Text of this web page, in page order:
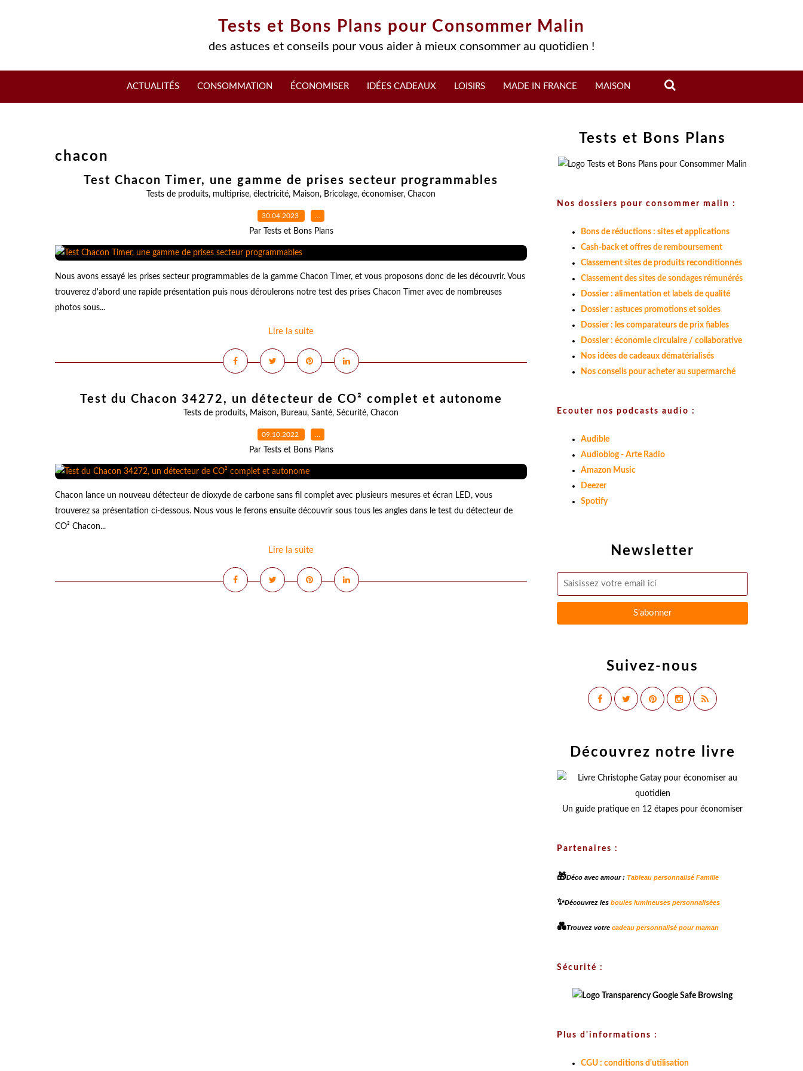
Tests et Bons Plans pour Consommer Malin
des astuces et conseils pour vous aider à mieux consommer au quotidien !
ACTUALITÉS CONSOMMATION ÉCONOMISER IDÉES CADEAUX LOISIRS MADE IN FRANCE MAISON
chacon
Test Chacon Timer, une gamme de prises secteur programmables
Tests de produits, multiprise, électricité, Maison, Bricolage, économiser, Chacon
30.04.2023 …
Par Tests et Bons Plans
Nous avons essayé les prises secteur programmables de la gamme Chacon Timer, et vous proposons donc de les découvrir. Vous
trouverez d'abord une rapide présentation puis nous déroulerons notre test des prises Chacon Timer avec de nombreuses
photos sous...
Lire la suite
Test du Chacon 34272, un détecteur de CO² complet et autonome
Tests de produits, Maison, Bureau, Santé, Sécurité, Chacon
09.10.2022 …
Par Tests et Bons Plans
Chacon lance un nouveau détecteur de dioxyde de carbone sans fil complet avec plusieurs mesures et écran LED, vous
trouverez sa présentation ci-dessous. Nous vous le ferons ensuite découvrir sous tous les angles dans le test du détecteur de
CO² Chacon...
Lire la suite Newsletter
Suivez-nous
Tests et Bons Plans
Nos dossiers pour consommer malin :
Bons de réductions : sites et applications
Cash-back et offres de remboursement
Classement sites de produits reconditionnés
Classement des sites de sondages rémunérés
Dossier : alimentation et labels de qualité
Dossier : astuces promotions et soldes
Dossier : les comparateurs de prix fiables
Dossier : économie circulaire / collaborative
Nos idées de cadeaux dématérialisés
Nos conseils pour acheter au supermarché
Ecouter nos podcasts audio :
Audible
Audioblog - Arte Radio
Amazon Music
Deezer
Spotify
Découvrez notre livre
Un guide pratique en 12 étapes pour économiser
Partenaires :
🎁Déco avec amour : Tableau personnalisé Famille
✨Découvrez les boules lumineuses personnalisées
💑Trouvez votre cadeau personnalisé pour maman
Sécurité :
Plus d'informations :
CGU : conditions d'utilisation